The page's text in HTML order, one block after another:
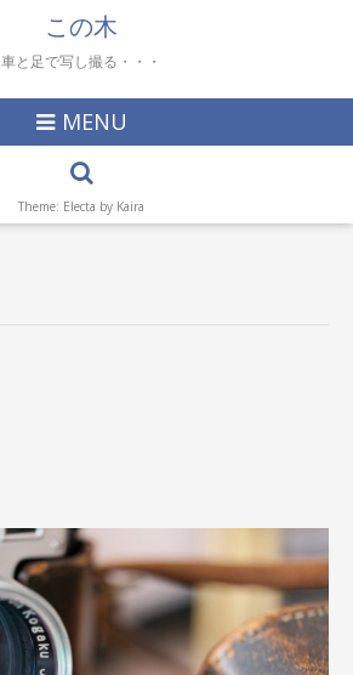
この木
車と足で写し撮る・・・
MENU
Theme: Electa by Kaira